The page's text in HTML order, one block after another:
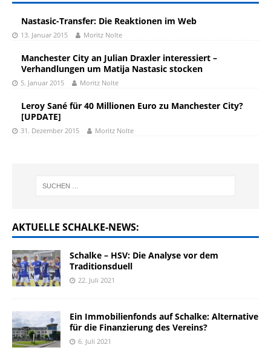
Nastasic-Transfer: Die Reaktionen im Web
13. Januar 2015 Moritz Nolte
Manchester City an Julian Draxler interessiert –
Verhandlungen um Matija Nastasic stocken
5. Januar 2015 Moritz Nolte
Leroy Sané für 40 Millionen Euro zu Manchester City?
[UPDATE]
31. Dezember 2015 Moritz Nolte
AKTUELLE SCHALKE-NEWS:
Schalke – HSV: Die Analyse vor dem
Traditionsduell
22. Juli 2021
Ein Immobilienfonds auf Schalke: Alternative
für die Finanzierung des Vereins?
6. Juli 2021